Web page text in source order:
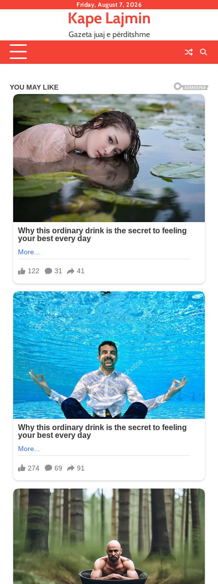
Friday, August 7, 2026
Kape Lajmin
Gazeta juaj e përditshme